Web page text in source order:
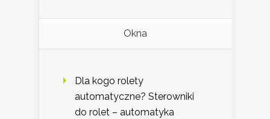
Okna
Dla kogo rolety
automatyczne? Sterowniki
do rolet – automatyka